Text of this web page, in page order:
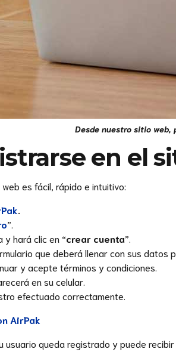
Desde nuestro sitio web,
en el
es fácil, rápido e intuitivo:
”.
y hará clic en “crear cuenta”.
que deberá llenar con sus datos
y acepte términos y condiciones.
en su celular.
efectuado correctamente.
AirPak
usuario queda registrado y puede